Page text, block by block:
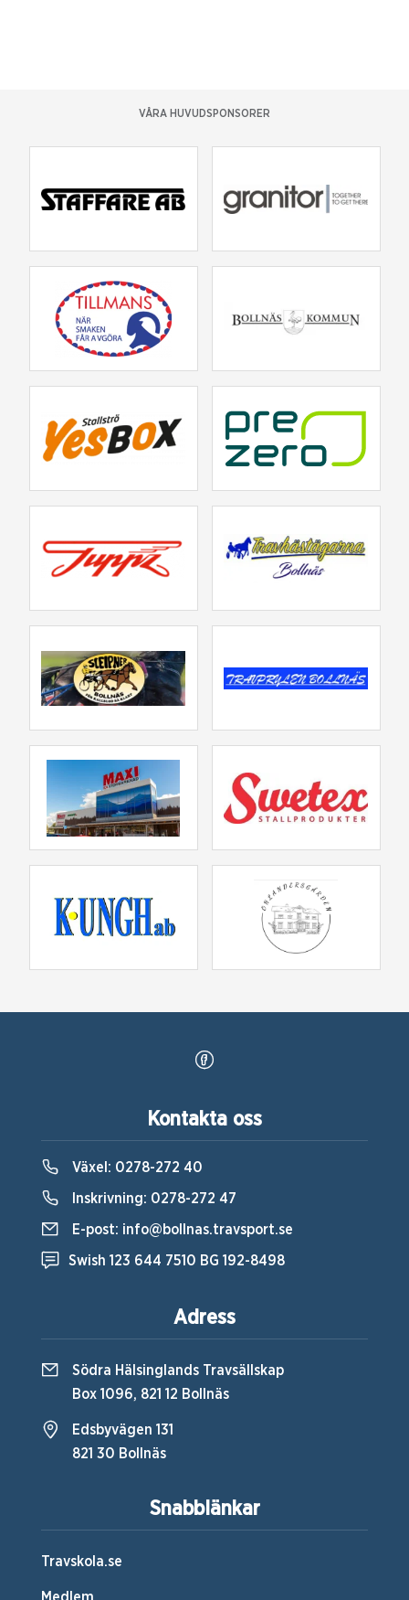
VÅRA HUVUDSPONSORER
Snabblänkar
Travskola.se
Kontakta oss
Växel: 0278-272 40
Inskrivning: 0278-272 47
E-post: info@bollnas.travsport.se
Swish 123 644 7510 BG 192-8498
Adress
Södra Hälsinglands Travsällskap
Box 1096, 821 12 Bollnäs
Edsbyvägen 131
821 30 Bollnäs